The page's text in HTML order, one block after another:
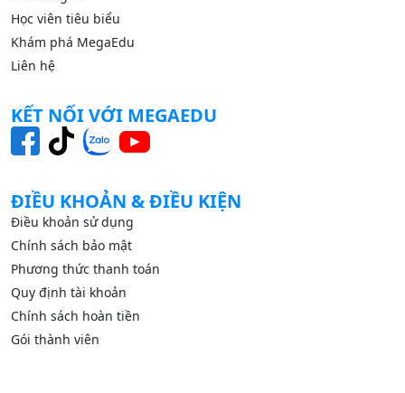
Học viên tiêu biểu
Khám phá MegaEdu
Liên hệ
KẾT NỐI VỚI MEGAEDU
ĐIỀU KHOẢN & ĐIỀU KIỆN
Điều khoản sử dụng
Chính sách bảo mật
Phương thức thanh toán
Quy định tài khoản
Chính sách hoàn tiền
Gói thành viên